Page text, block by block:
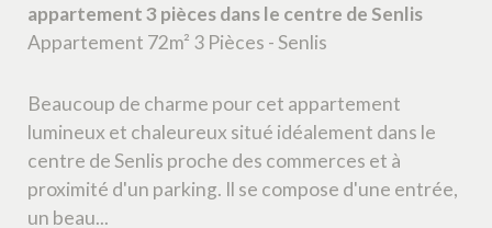
appartement 3 pièces dans le centre de Senlis
Appartement 72m² 3 Pièces - Senlis
Beaucoup de charme pour cet appartement
lumineux et chaleureux situé idéalement dans le
centre de Senlis proche des commerces et à
proximité d'un parking. Il se compose d'une entrée,
un beau...